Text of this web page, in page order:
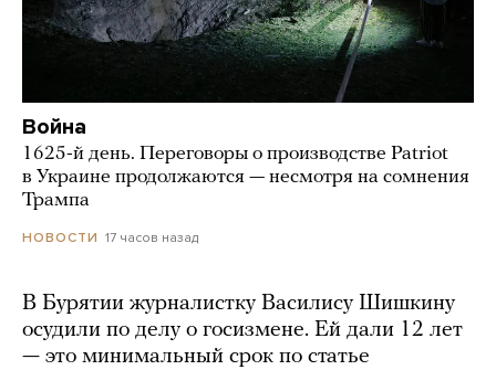
Война
1625-й день. Переговоры о производстве Patriot
в Украине продолжаются — несмотря на сомнения
Трампа
НОВОСТИ 17 часов назад
В Бурятии журналистку Василису Шишкину
осудили по делу о госизмене. Ей дали 12 лет
— это минимальный срок по статье